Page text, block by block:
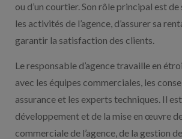
ou d’un courtier. Son rôle principal est
les activités de l’agence, d’assurer sa
garantir la satisfaction des clients.
Le responsable d’agence travaille en
avec les équipes commerciales, les
assurance et les experts techniques. Il
développement et de la mise en œuvre
commerciale de l’agence, de la gestion